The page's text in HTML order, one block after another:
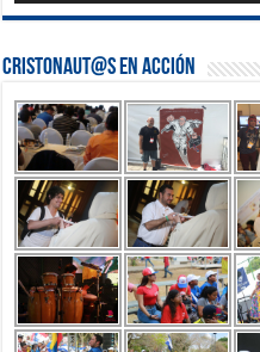
Cristonaut@s en Acción